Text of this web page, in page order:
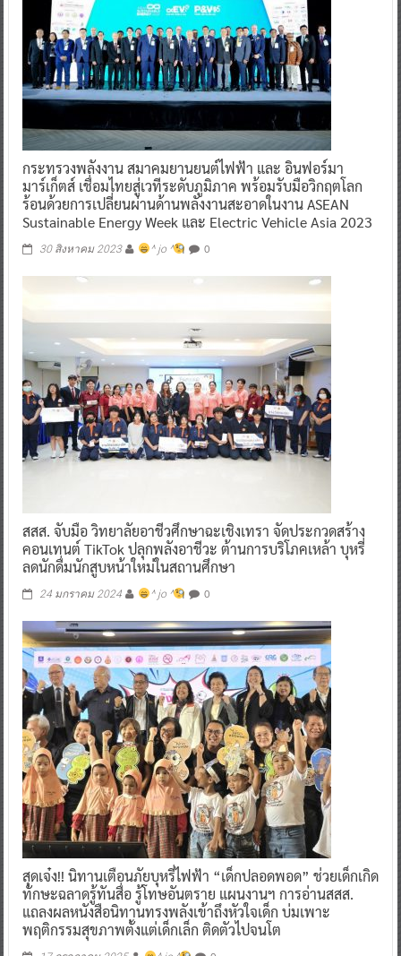
กระทรวงพลังงาน สมาคมยานยนต์ไฟฟ้า และ อินฟอร์มา
มาร์เก็ตส์ เชื่อมไทยสู่เวทีระดับภูมิภาค พร้อมรับมือวิกฤตโลก
ร้อนด้วยการเปลี่ยนผ่านด้านพลังงานสะอาดในงาน ASEAN
Sustainable Energy Week และ Electric Vehicle Asia 2023
30 สิงหาคม 2023 ^ jo ^ 0
สสส. จับมือ วิทยาลัยอาชีวศึกษาฉะเชิงเทรา จัดประกวดสร้าง
คอนเทนต์ TikTok ปลุกพลังอาชีวะ ต้านการบริโภคเหล้า บุหรี่
ลดนักดื่มนักสูบหน้าใหม่ในสถานศึกษา
24 มกราคม 2024 ^ jo ^ 0
สุดเจ๋ง!! นิทานเตือนภัยบุหรี่ไฟฟ้า “เด็กปลอดพอด” ช่วยเด็กเกิด
ทักษะฉลาดรู้ทันสื่อ รู้โทษอันตราย แผนงานฯ การอ่านสสส.
แถลงผลหนังสือนิทานทรงพลังเข้าถึงหัวใจเด็ก บ่มเพาะ
พฤติกรรมสุขภาพตั้งแต่เด็กเล็ก ติดตัวไปจนโต